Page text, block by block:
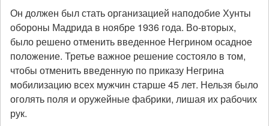
Он должен был стать организацией наподобие Хунты
обороны Мадрида в ноябре 1936 года. Во-вторых,
было решено отменить введенное Негрином осадное
положение. Третье важное решение состояло в том,
чтобы отменить введенную по приказу Негрина
мобилизацию всех мужчин старше 45 лет. Нельзя было
оголять поля и оружейные фабрики, лишая их рабочих
рук.